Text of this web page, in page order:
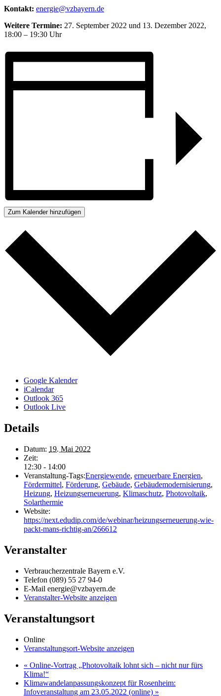
Kontakt: energie@vzbayern.de
Weitere Termine: 27. September 2022 und 13. Dezember 2022,
18:00 – 19:30 Uhr
Zum Kalender hinzufügen
Google Kalender
iCalendar
Outlook 365
Outlook Live
Details
Datum: 19. Mai 2022
Zeit:
12:30 - 14:00
Veranstaltung-Tags:Energiewende, erneuerbare Energien,
Fördermittel, Förderung, Gebäude, Gebäudemodernisierung,
Heizung, Heizungserneuerung, Klimaschutz, Photovoltaik,
Solarthermie
Website:
https://next.edudip.com/de/webinar/heizungserneuerung-wie-
packt-mans-richtig-an/266612
Veranstalter
Verbraucherzentrale Bayern e.V.
Telefon (089) 55 27 94-0
E-Mail energie@vzbayern.de
Veranstalter-Website anzeigen
Veranstaltungsort
Online
Veranstaltungsort-Website anzeigen
« Online-Vortrag „Photovoltaik lohnt sich – nicht nur fürs
Klima!“
Klimawandelanpassungskonzept für Rosenheim:
Infoveranstaltung am 23.05.2022 (online) »